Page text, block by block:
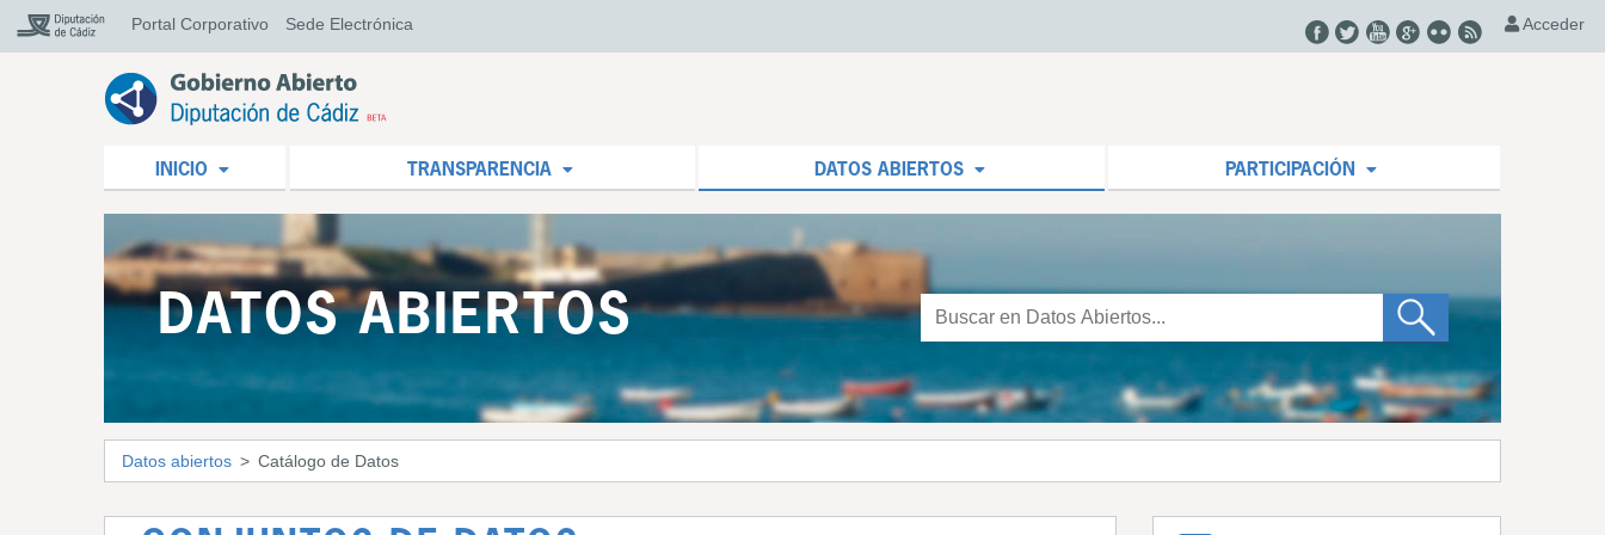
Portal Corporativo Sede Electrónica Acceder
INICIO TRANSPARENCIA DATOS ABIERTOS PARTICIPACIÓN
DATOS ABIERTOS
Datos abiertos Catálogo de Datos